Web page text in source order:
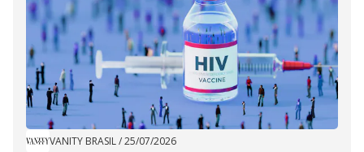
VANITY BRASIL/25/07/2026